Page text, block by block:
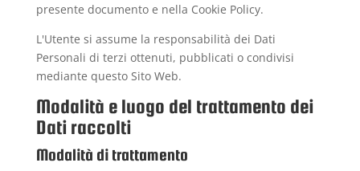
presente documento e nella Cookie Policy.
L'Utente si assume la responsabilità dei Dati
Personali di terzi ottenuti, pubblicati o condivisi
mediante questo Sito Web.
Modalità e luogo del trattamento dei
Dati raccolti
Modalità di trattamento